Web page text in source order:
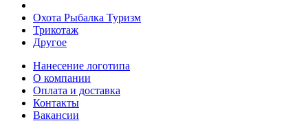
Охота Рыбалка Туризм
Трикотаж
Другое
Нанесение логотипа
О компании
Оплата и доставка
Контакты
Вакансии